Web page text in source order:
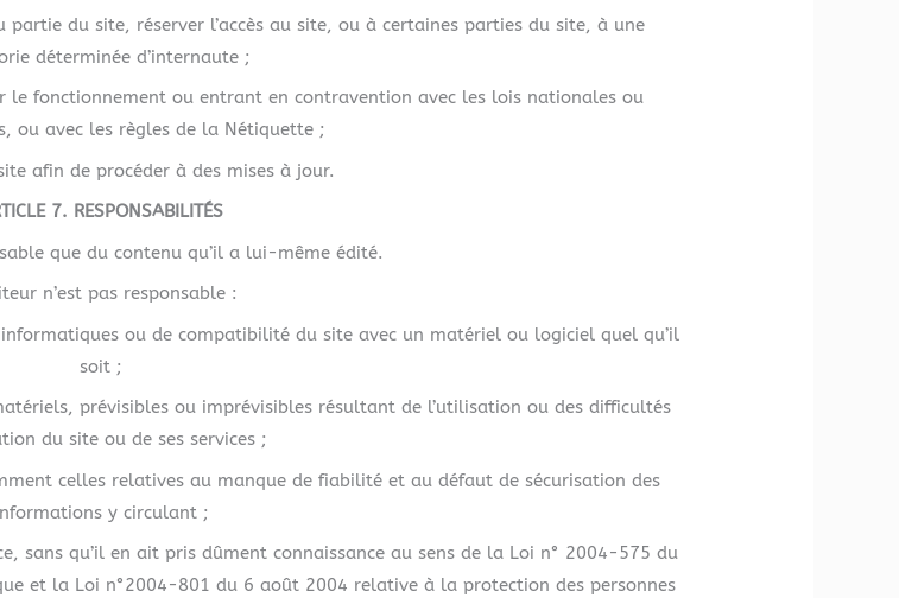
du site, réserver l’accès au site, ou à certaines parties du site, à une
déterminée d’internaute ;
fonctionnement ou entrant en contravention avec les lois nationales ou
ou avec les règles de la Nétiquette ;
afin de procéder à des mises à jour.
7. RESPONSABILITÉS
que du contenu qu’il a lui-même édité.
n’est pas responsable :
ou de compatibilité du site avec un matériel ou logiciel quel qu’il
soit ;
prévisibles ou imprévisibles résultant de l’utilisation ou des difficultés
du site ou de ses services ;
celles relatives au manque de fiabilité et au défaut de sécurisation des
y circulant ;
sans qu’il en ait pris dûment connaissance au sens de la Loi n° 2004-575 du
et la Loi n°2004-801 du 6 août 2004 relative à la protection des personnes